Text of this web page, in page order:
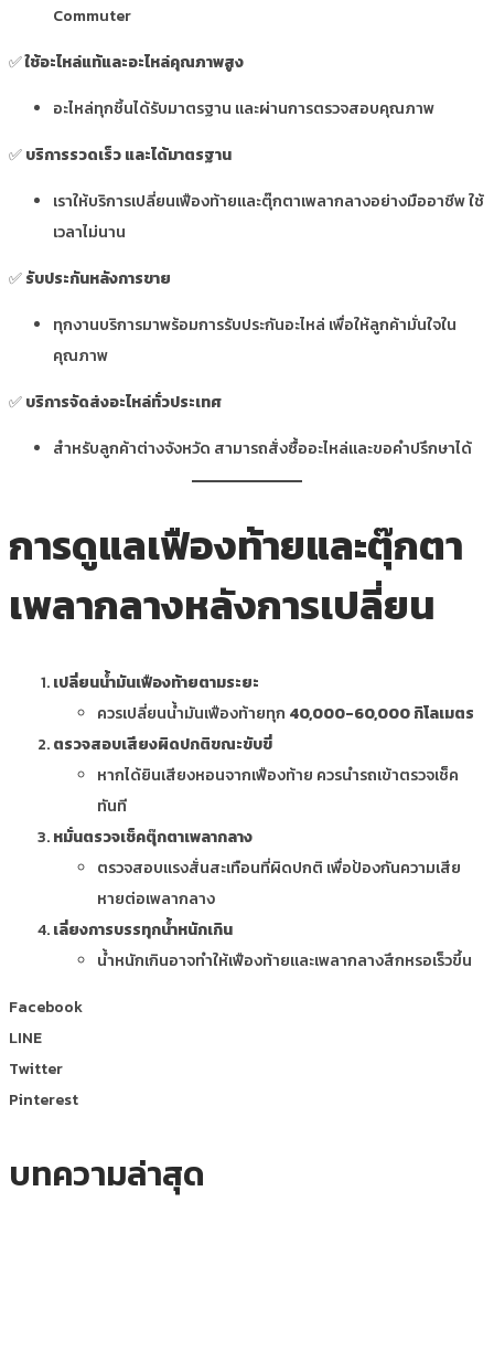
Commuter
✅ใช้อะไหล่แท้และอะไหล่คุณภาพสูง
อะไหล่ทุกชิ้นได้รับมาตรฐาน และผ่านการตรวจสอบคุณภาพ
✅บริการรวดเร็ว และได้มาตรฐาน
เราให้บริการเปลี่ยนเฟืองท้ายและตุ๊กตาเพลากลางอย่างมืออาชีพ ใช้
เวลาไม่นาน
✅รับประกันหลังการขาย
ทุกงานบริการมาพร้อมการรับประกันอะไหล่ เพื่อให้ลูกค้ามั่นใจใน
คุณภาพ
✅บริการจัดส่งอะไหล่ทั่วประเทศ
สำหรับลูกค้าต่างจังหวัด สามารถสั่งซื้ออะไหล่และขอคำปรึกษาได้
การดูแลเฟืองท้ายและตุ๊กตา
เพลากลางหลังการเปลี่ยน
เปลี่ยนน้ำมันเฟืองท้ายตามระยะ
ควรเปลี่ยนน้ำมันเฟืองท้ายทุก 40,000-60,000 กิโลเมตร
ตรวจสอบเสียงผิดปกติขณะขับขี่
หากได้ยินเสียงหอนจากเฟืองท้าย ควรนำรถเข้าตรวจเช็ค
ทันที
หมั่นตรวจเช็คตุ๊กตาเพลากลาง
ตรวจสอบแรงสั่นสะเทือนที่ผิดปกติ เพื่อป้องกันความเสีย
หายต่อเพลากลาง
เลี่ยงการบรรทุกน้ำหนักเกิน
น้ำหนักเกินอาจทำให้เฟืองท้ายและเพลากลางสึกหรอเร็วขึ้น
Facebook
LINE
Twitter
Pinterest
บทความล่าสุด